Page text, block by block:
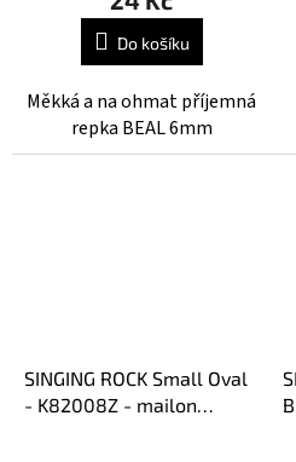
Do košíku
Měkká a na ohmat příjemná
repka BEAL 6mm
SINGING ROCK Small Oval
- K82008Z - mailon